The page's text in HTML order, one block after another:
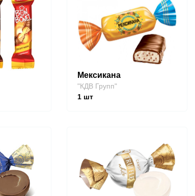
Мексикана
"КДВ Групп"
1шт